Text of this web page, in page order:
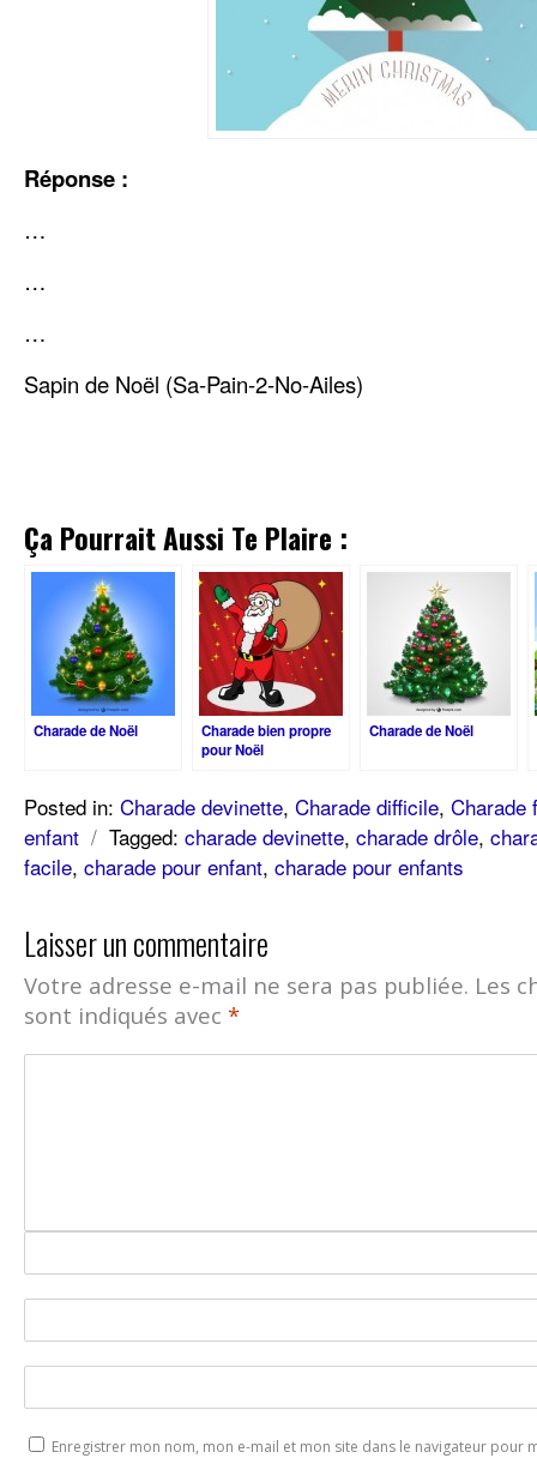
Réponse :
…
…
…
Sapin de Noël (Sa-Pain-2-No-Ailes)
Ça Pourrait Aussi Te Plaire :
Charade de Noël
Charade bien propre
pour Noël
Charade de Noël
Posted in: Charade devinette, Charade difficile, Charade
enfant / Tagged: charade devinette, charade drôle,
facile, charade pour enfant, charade pour enfants
Laisser un commentaire
Votre adresse e-mail ne sera pas publiée. Les
sont indiqués avec *
Enregistrer mon nom, mon e-mail et mon site dans le navigateur pour